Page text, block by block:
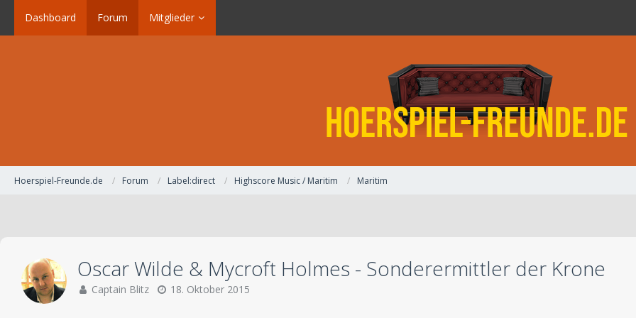
Dashboard Forum Mitglieder
Hoerspiel-Freunde.de Forum Label:direct Highscore Music / Maritim Maritim
Oscar Wilde & Mycroft Holmes - Sonderermittler der Krone
Captain Blitz 18. Oktober 2015